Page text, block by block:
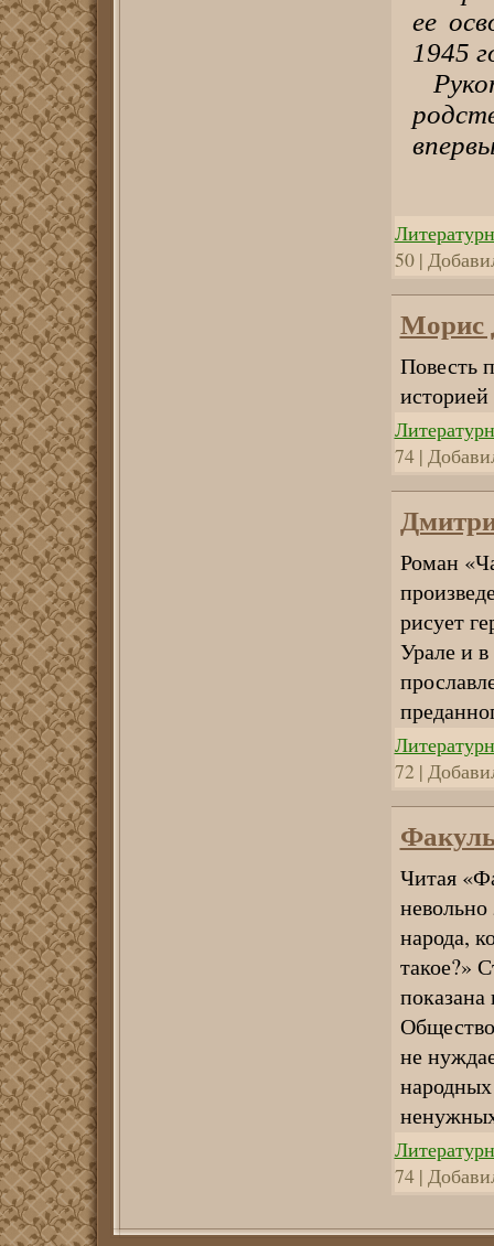
ее
1945
50 |
Морис
Повесть
74 |
Роман
рисует
Урале и
72 |
Читая
народа,
такое?»
не
74 |